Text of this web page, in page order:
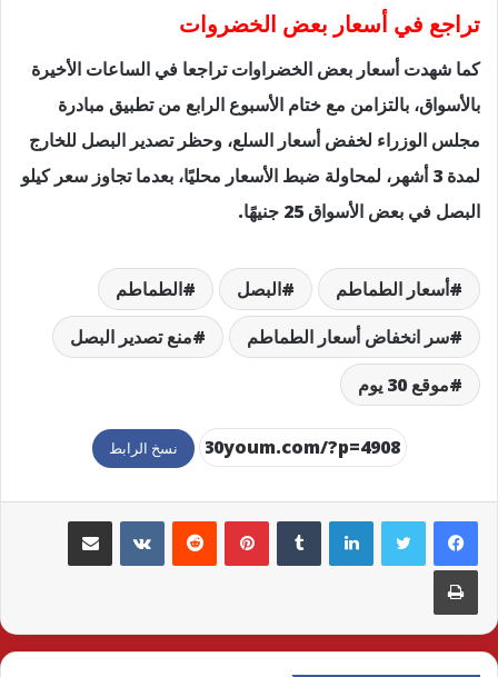
تراجع في أسعار بعض الخضروات
كما شهدت أسعار بعض الخضراوات تراجعا في الساعات الأخيرة
بالأسواق، بالتزامن مع ختام الأسبوع الرابع من تطبيق مبادرة
مجلس الوزراء لخفض أسعار السلع، وحظر تصدير البصل للخارج
لمدة 3 أشهر، لمحاولة ضبط الأسعار محليًا، بعدما تجاوز سعر كيلو
البصل في بعض الأسواق 25 جنيهًا.
أسعار الطماطم البصل
الطماطم
سر انخفاض أسعار الطماطم
منع تصدير البصل
موقع 30 يوم
نسخ الرابط
لينكدإن بينتيريست مشاركة عبر البريد
طباعة